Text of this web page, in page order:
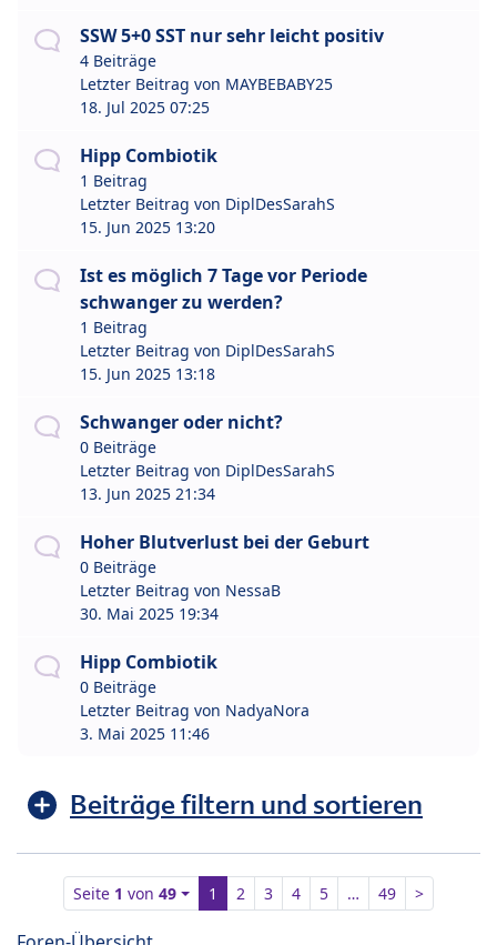
SSW 5+0 SST nur sehr leicht positiv
4 Beiträge
Letzter Beitrag von MAYBEBABY25
18. Jul 2025 07:25
Hipp Combiotik
1 Beitrag
Letzter Beitrag von DiplDesSarahS
15. Jun 2025 13:20
Ist es möglich 7 Tage vor Periode
schwanger zu werden?
1 Beitrag
Letzter Beitrag von DiplDesSarahS
15. Jun 2025 13:18
Schwanger oder nicht?
0 Beiträge
Letzter Beitrag von DiplDesSarahS
13. Jun 2025 21:34
Hoher Blutverlust bei der Geburt
0 Beiträge
Letzter Beitrag von NessaB
30. Mai 2025 19:34
Hipp Combiotik
0 Beiträge
Letzter Beitrag von NadyaNora
3. Mai 2025 11:46
Beiträge filtern und sortieren
Seite 1 von49 1 2 3 4 5 … 49 >